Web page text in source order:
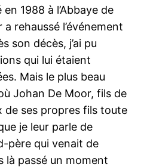
1988 à l’Abbaye de
rehaussé l’événement
son décès, j’ai pu
qui lui étaient
Mais le plus beau
Johan De Moor, fils de
de ses propres fils toute
je leur parle de
père qui venait de
là passé un moment